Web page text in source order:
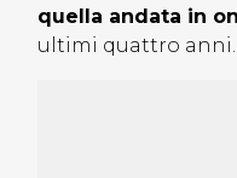
quella andata in
ultimi quattro anni.